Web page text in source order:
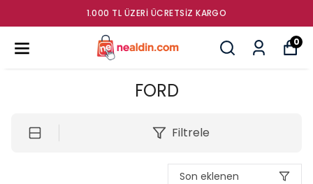
1.000 TL ÜZERI ÜCRETSIZ KARGO
0
FORD
Filtrele
Son eklenen